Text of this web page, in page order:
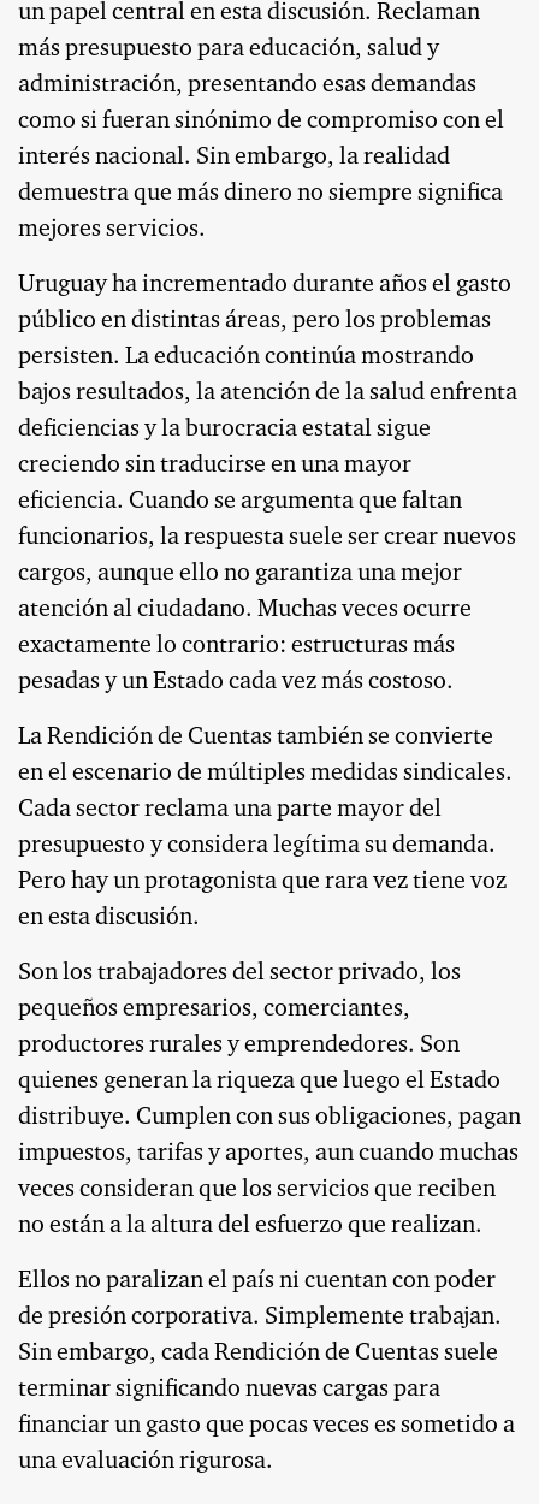
un papel central en esta discusión. Reclaman
más presupuesto para educación, salud y
administración, presentando esas demandas
como si fueran sinónimo de compromiso con el
interés nacional. Sin embargo, la realidad
demuestra que más dinero no siempre significa
mejores servicios.
Uruguay ha incrementado durante años el gasto
público en distintas áreas, pero los problemas
persisten. La educación continúa mostrando
bajos resultados, la atención de la salud enfrenta
deficiencias y la burocracia estatal sigue
creciendo sin traducirse en una mayor
eficiencia. Cuando se argumenta que faltan
funcionarios, la respuesta suele ser crear nuevos
cargos, aunque ello no garantiza una mejor
atención al ciudadano. Muchas veces ocurre
exactamente lo contrario: estructuras más
pesadas y un Estado cada vez más costoso.
La Rendición de Cuentas también se convierte
en el escenario de múltiples medidas sindicales.
Cada sector reclama una parte mayor del
presupuesto y considera legítima su demanda.
Pero hay un protagonista que rara vez tiene voz
en esta discusión.
Son los trabajadores del sector privado, los
pequeños empresarios, comerciantes,
productores rurales y emprendedores. Son
quienes generan la riqueza que luego el Estado
distribuye. Cumplen con sus obligaciones, pagan
impuestos, tarifas y aportes, aun cuando muchas
veces consideran que los servicios que reciben
no están a la altura del esfuerzo que realizan.
Ellos no paralizan el país ni cuentan con poder
de presión corporativa. Simplemente trabajan.
Sin embargo, cada Rendición de Cuentas suele
terminar significando nuevas cargas para
financiar un gasto que pocas veces es sometido a
una evaluación rigurosa.